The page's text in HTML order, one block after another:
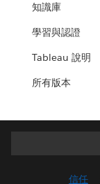
知識庫
學習與認證
Tableau 說明
所有版本
信任